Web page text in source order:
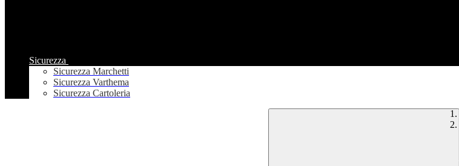
Sicurezza
Sicurezza Marchetti
Sicurezza Varthema
Sicurezza Cartoleria